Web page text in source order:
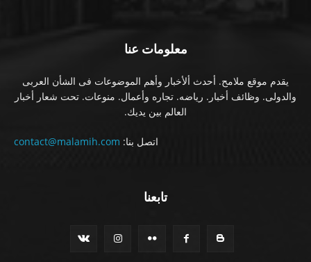
معلومات عنا
يقدم موقع ملامح. أحدث ألأخبار وأهم الموضوعات فى الشأن العربى
والدولى. وظائف أخبار. رياضه. تجاره وأعمال. منوعات. تحت شعار أخبار
العالم بين يديك.
اتصل بنا: contact@malamih.com
تابعنا